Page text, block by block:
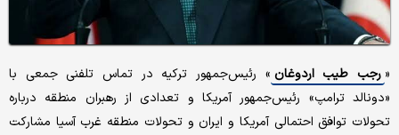
« رجب طیب اردوغان » رئیس‌جمهور ترکیه در تماس تلفنی جمعی با
«دونالد ترامپ» رئیس‌جمهور آمریکا و تعدادی از رهبران منطقه درباره
تحولات توافق احتمالی آمریکا و ایران و تحولات منطقه غرب آسیا مشارکت